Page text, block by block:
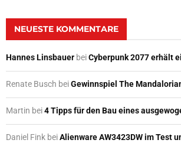
NEUESTE KOMMENTARE
Hannes Linsbauer beiCyberpunk 2077 erhält
Renate Busch beiGewinnspiel The
Martin bei4 Tipps für den Bau eines
Daniel Fink beiAlienware AW3423DW im Test